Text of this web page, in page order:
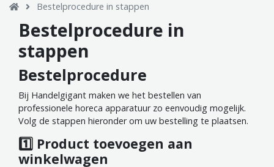
Bestelprocedure in stappen
Bestelprocedure in
stappen
Bestelprocedure
Bij Handelgigant maken we het bestellen van
professionele horeca apparatuur zo eenvoudig mogelijk.
Volg de stappen hieronder om uw bestelling te plaatsen.
1️⃣ Product toevoegen aan
winkelwagen